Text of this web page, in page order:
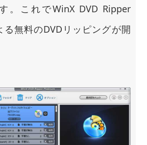
。これでWinX DVD Ripper
無料のDVDリッピングが開